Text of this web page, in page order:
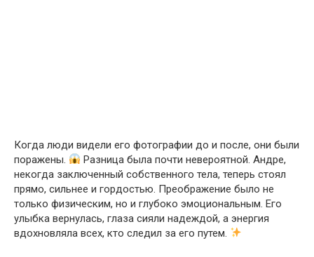
Когда люди видели его фотографии до и после, они были
поражены.
Разница была почти невероятной. Андре,
некогда заключенный собственного тела, теперь стоял
прямо, сильнее и гордостью. Преображение было не
только физическим, но и глубоко эмоциональным. Его
улыбка вернулась, глаза сияли надеждой, а энергия
вдохновляла всех, кто следил за его путем.